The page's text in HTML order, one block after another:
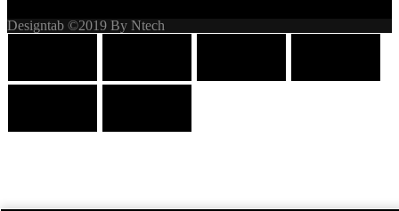
Designtab ©2019 By Ntech